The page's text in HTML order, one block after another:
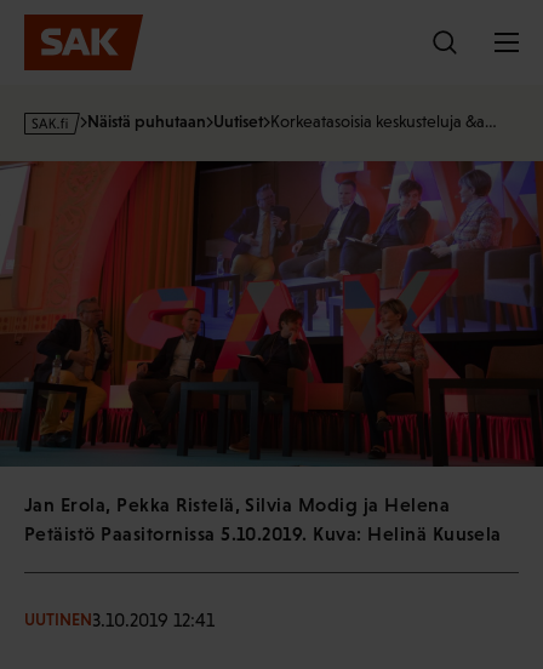
Hyppää
sisältöön
s
k
·
f
Näistä puhutaan Uutiset Korkeatasoisia keskusteluja &a…
Jan Erola, Pekka Ristelä, Silvia Modig ja Helena
Petäistö Paasitornissa 5.10.2019. Kuva: Helinä Kuusela
UUTINEN3.10.2019 12:41